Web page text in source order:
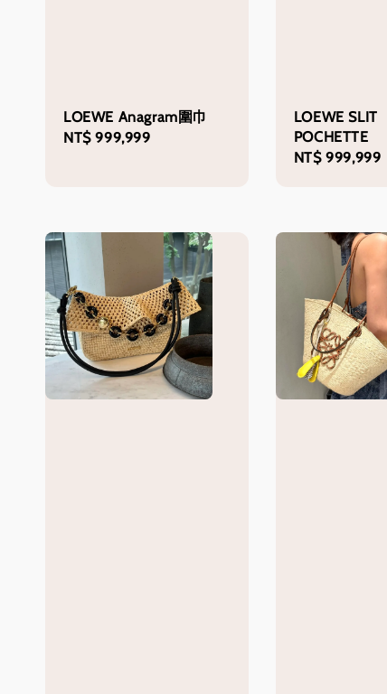
LOEWE Anagram圍巾
Regular
NT$ 999,999
LOEWE SLIT
POCHETTE
Regular
NT$ 999,999